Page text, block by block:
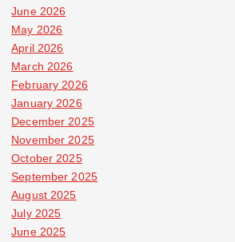
June 2026
May 2026
April 2026
March 2026
February 2026
January 2026
December 2025
November 2025
October 2025
September 2025
August 2025
July 2025
June 2025